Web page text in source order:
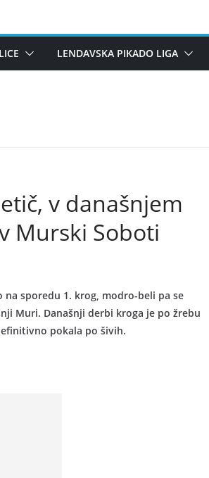
LENDAVSKA PIKADO LIGA
v današnjem
Murski Soboti
na sporedu 1. krog, modro-beli pa se
Muri. Današnji derbi kroga je po žrebu
pokala po šivih.